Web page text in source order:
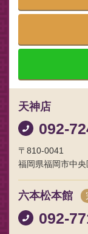
天神店
092-
〒810-0041
福岡県福岡市中
六本松本館
092-